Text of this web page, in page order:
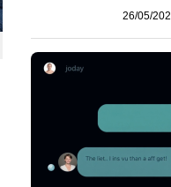
26/05/